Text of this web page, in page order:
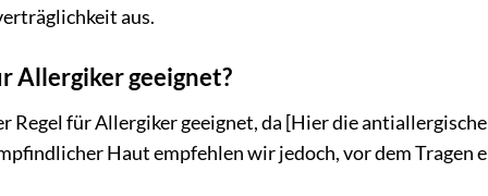
aus.
Allergiker geeignet?
Regel für Allergiker geeignet, da [Hier die
Haut empfehlen wir jedoch, vor dem Tragen